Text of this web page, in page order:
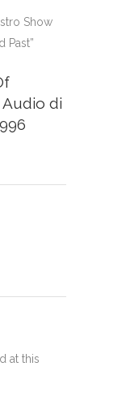
Show
Past”
Audio di
at this